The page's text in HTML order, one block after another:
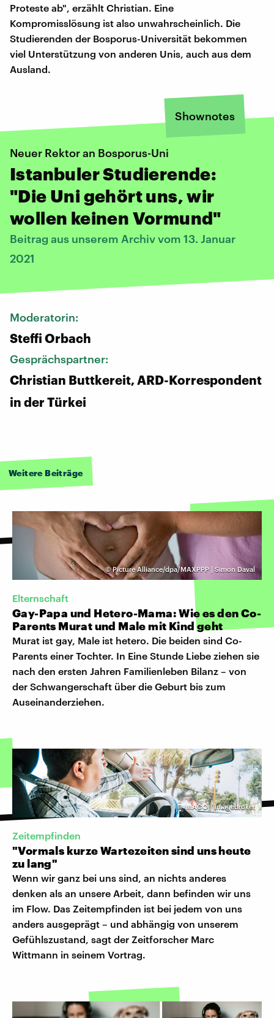
Proteste ab", erzählt Christian. Eine
Kompromisslösung ist also unwahrscheinlich. Die
Studierenden der Bosporus-Universität bekommen
viel Unterstützung von anderen Unis, auch aus dem
Ausland.
Shownotes
Neuer Rektor an Bosporus-Uni
Istanbuler Studierende:
"Die Uni gehört uns, wir
wollen keinen Vormund"
Beitrag aus unserem Archiv vom 13. Januar
2021
Moderatorin:
Steffi Orbach
Gesprächspartner:
Christian Buttkereit, ARD-Korrespondent
in der Türkei
Weitere Beiträge
©Picture Alliance/dpa/MAXPPP | Simon Daval
Elternschaft
Gay-Papa und Hetero-Mama: Wie es den Co-
Parents Murat und Male mit Kind geht
Murat ist gay, Male ist hetero. Die beiden sind Co-
Parents einer Tochter. In Eine Stunde Liebe ziehen sie
nach den ersten Jahren Familienleben Bilanz – von
der Schwangerschaft über die Geburt bis zum
Auseinanderziehen.
©IMAGO / imagebroker
Zeitempfinden
"Vormals kurze Wartezeiten sind uns heute
zu lang"
Wenn wir ganz bei uns sind, an nichts anderes
denken als an unsere Arbeit, dann befinden wir uns
im Flow. Das Zeitempfinden ist bei jedem von uns
anders ausgeprägt – und abhängig von unserem
Gefühlszustand, sagt der Zeitforscher Marc
Wittmann in seinem Vortrag.